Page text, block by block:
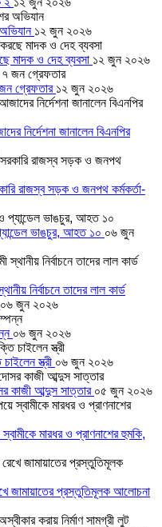
১২ জুন ২০২৬
মাদক ও দেহ ব্যবসা ১২ জুন ২০২৬
গ্রেফতার ১২ জুন ২০২৬
নির্দেশনা জানালেন বিএনপির
রাজস্ব সড়ক ও জনপথ কর্মকর্তা-
ভাঙচুর, আহত ১০ ০৬ জুন
নির্বাচনে তাদের লাল কার্ড
০৬ জুন ২০২৬
০৬ জুন ২০২৬
স্ত্রী ০৬ জুন ২০২৬
কাজী আব্দুস সাত্তার ০৫ জুন ২০২৬
মারধর ও প্রাণনাশের হুমকি,
জামায়াতের প্রস্তুতিমূলক আলোচনা